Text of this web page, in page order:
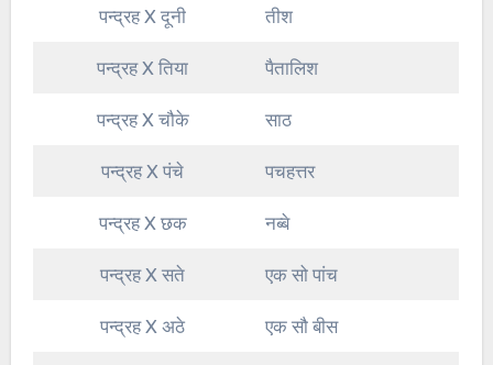
पन्द्रह X दूनी तीश
पन्द्रह X तिया पैतालिश
पन्द्रह X चौके साठ
पन्द्रह X पंचे पचहत्तर
पन्द्रह X छक नब्बे
पन्द्रह X सते एक सो पांच
पन्द्रह X अठे एक सौ बीस